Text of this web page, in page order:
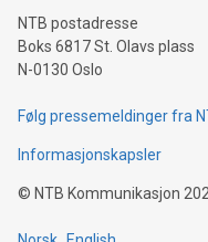
NTB postadresse
Boks 6817 St. Olavs plass
N-0130 Oslo
Følg pressemeldinger fra
Informasjonskapsler
© NTB Kommunikasjon